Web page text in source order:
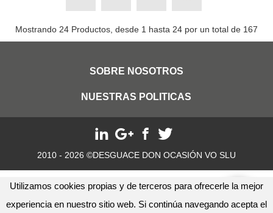
Utilizamos cookies propias y de terceros para ofrecerle la mejor
experiencia en nuestro sitio web. Si continúa navegando acepta el
Mostrando 24 Productos, desde 1 hasta 24 por un total de 167
SOBRE NOSOTROS
NUESTRAS POLITICAS
2010 - 2026 ©DESGUACE DON OCASIÓN VO SLU